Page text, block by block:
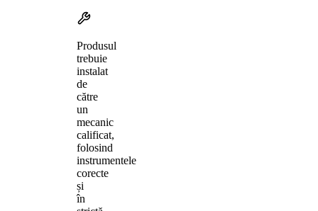
Produsul
trebuie
instalat
de
către
un
mecanic
calificat,
folosind
instrumentele
corecte
și
în